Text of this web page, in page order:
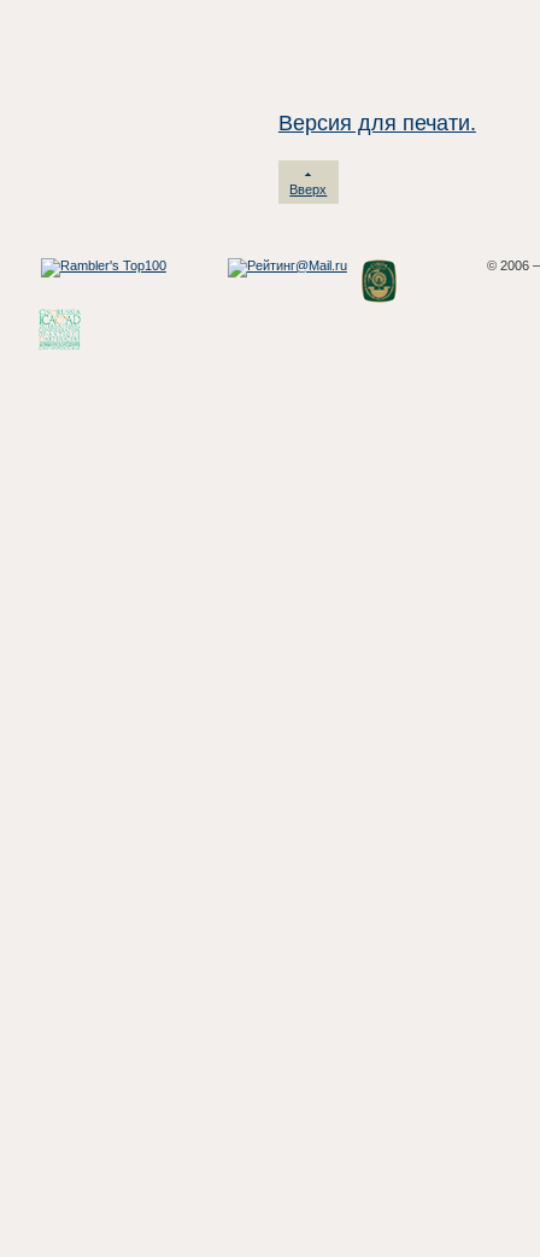
Версия для печати.
Вверх
© 2006